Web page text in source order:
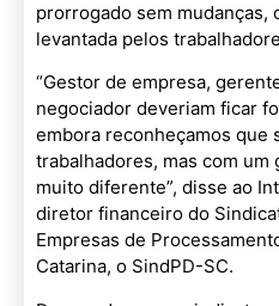
prorrogado sem mudanças,
levantada pelos
“Gestor de empresa,
negociador deveriam ficar
embora reconheçamos que
trabalhadores, mas com
muito diferente”, disse ao
diretor financeiro do
Empresas de
Catarina, o SindPD-SC.